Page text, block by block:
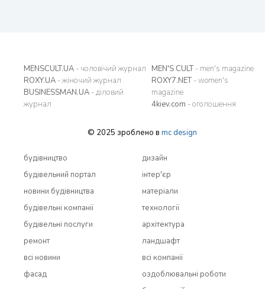
MENSCULT.UA - чоловічий журнал
ROXY.UA - жіночий журнал
BUSINESSMAN.UA - діловий
журнал
MEN'S CULT- men's magazine
ROXY7.NET- women's
magazine
4kiev.com - оголошення
© 2025 зроблено в mc design
будівництво
будівельний портал
новини будівництва
будівельні компанії
будівельні послуги
ремонт
всi новини
дизайн
інтер'єр
матеріали
технології
архітектура
ландшафт
всi компанії
фасад
оздоблювальні роботи